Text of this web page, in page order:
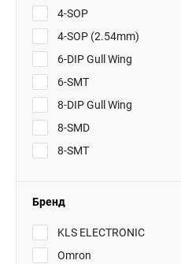
4-SOP
4-SOP (2.54mm)
6-DIP Gull Wing
6-SMT
8-DIP Gull Wing
8-SMD
8-SMT
Бренд
KLS ELECTRONIC
Omron